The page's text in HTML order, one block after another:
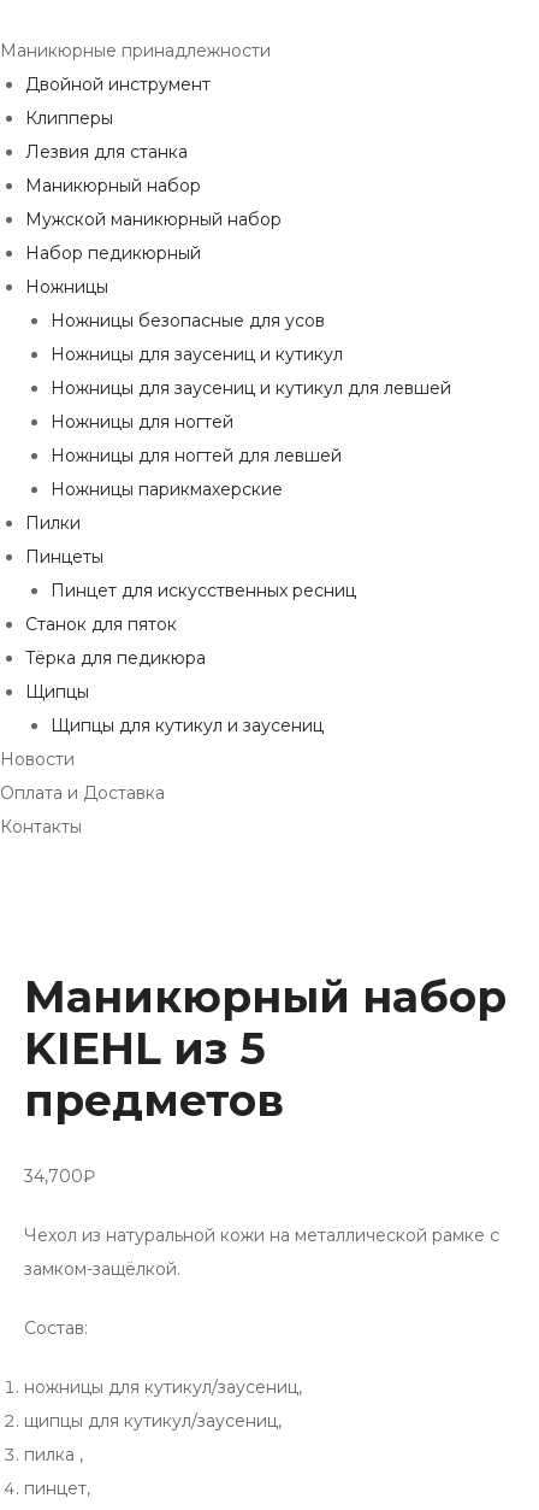
Маникюрные принадлежности
Двойной инструмент
Клипперы
Лезвия для станка
Маникюрный набор
Мужской маникюрный набор
Набор педикюрный
Ножницы
Ножницы безопасные для усов
Ножницы для заусениц и кутикул
Ножницы для заусениц и кутикул для левшей
Ножницы для ногтей
Ножницы для ногтей для левшей
Ножницы парикмахерские
Пилки
Пинцеты
Пинцет для искусственных ресниц
Станок для пяток
Тёрка для педикюра
Щипцы
Щипцы для кутикул и заусениц
Новости
Оплата и Доставка
Контакты
Маникюрный набор
KIEHL из 5
предметов
34,700₽
Чехол из натуральной кожи на металлической рамке с
замком-защёлкой.
Состав:
ножницы для кутикул/заусениц,
щипцы для кутикул/заусениц,
пилка ,
пинцет,